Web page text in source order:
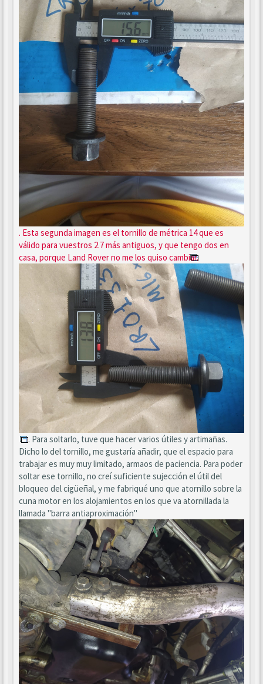
. Esta segunda imagen es el tornillo de métrica 14 que es
válido para vuestros 2.7 más antiguos, y que tengo dos en
casa, porque Land Rover no me los quiso cambiar.
. Para soltarlo, tuve que hacer varios útiles y artimañas.
Dicho lo del tornillo, me gustaría añadir, que el espacio para
trabajar es muy muy limitado, armaos de paciencia. Para poder
soltar ese tornillo, no creí suficiente sujección el útil del
bloqueo del cigüeñal, y me fabriqué uno que atornillo sobre la
cuna motor en los alojamientos en los que va atornillada la
llamada "barra antiaproximación"